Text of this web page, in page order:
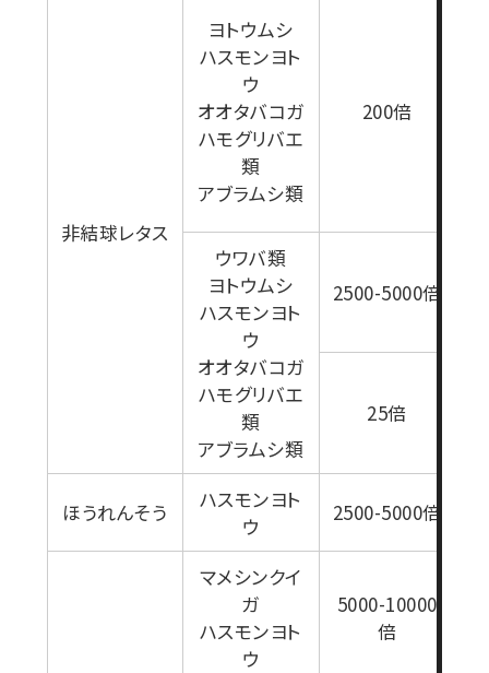
非結球レタス
ヨトウムシ
ハスモンヨト
ウ
オオタバコガ
ハモグリバエ
類
アブラムシ類
200倍
ウワバ類
ヨトウムシ
ハスモンヨト
ウ
オオタバコガ
ハモグリバエ
類
アブラムシ類
2500-5000倍
25倍
ほうれんそう
ハスモンヨト
ウ
2500-5000倍
マメシンクイ
ガ
ハスモンヨト
ウ
5000-10000
倍